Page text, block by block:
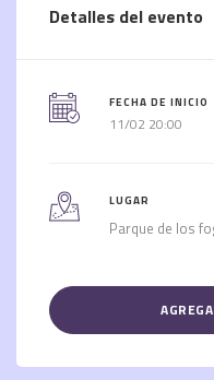
Detalles del evento
FECHA DE INICIO
11/02 20:00
LUGAR
Parque de los